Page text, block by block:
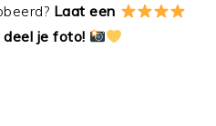
Laat een
je foto!